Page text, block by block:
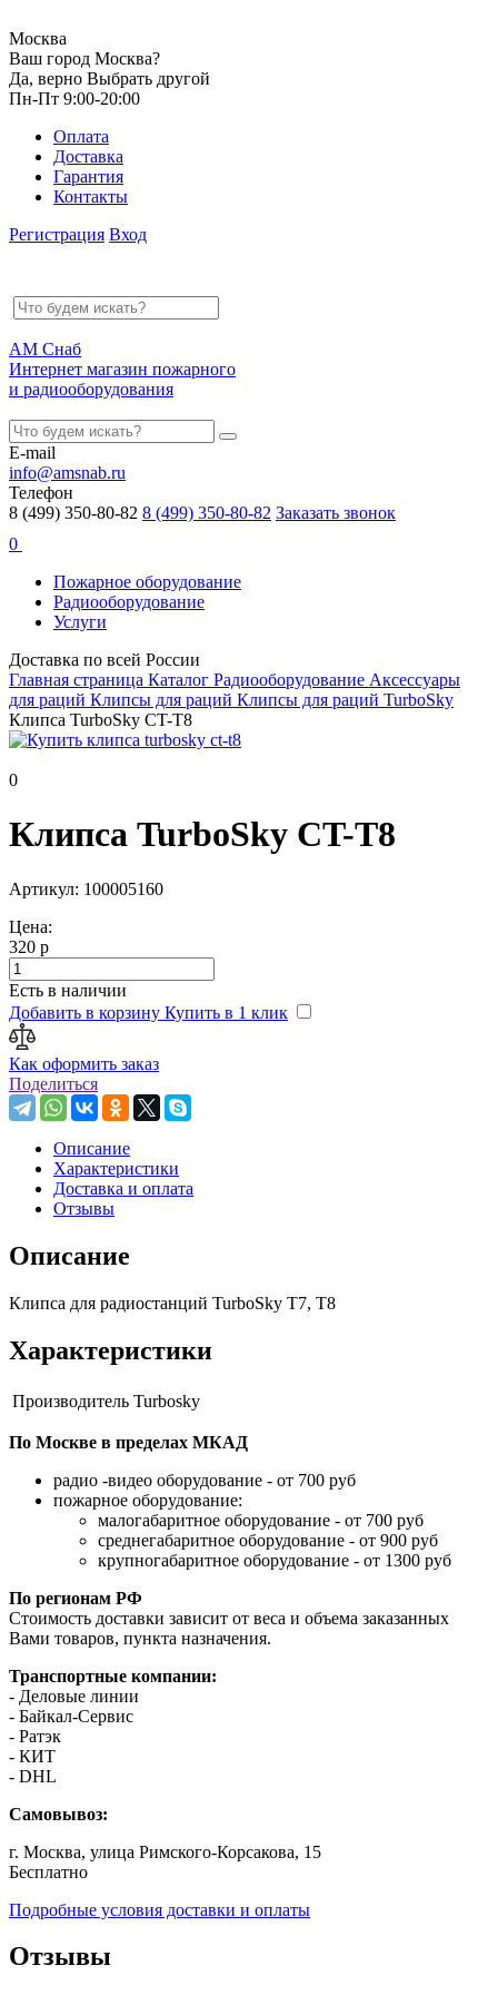
Москва
Ваш город Москва?
Да, верно Выбрать другой
Пн-Пт 9:00-20:00
Оплата
Доставка
Гарантия
Контакты
Регистрация Вход
АМ Снаб
Интернет магазин пожарного
и радиооборудования
E-mail
info@amsnab.ru
Телефон
8 (499) 350-80-82 8 (499) 350-80-82 Заказать звонок
0
Пожарное оборудование
Радиооборудование
Услуги
Доставка по всей России
Главная страница Каталог Радиооборудование Аксессуары
для раций Клипсы для раций Клипсы для раций TurboSky
Клипса TurboSky CT-T8
0
Клипса TurboSky CT-T8
Артикул: 100005160
Цена:
320 р
Есть в наличии
Добавить в корзину Купить в 1 клик
Как оформить заказ
Поделиться
Описание
Характеристики
Доставка и оплата
Отзывы
Описание
Клипса для радиостанций TurboSky T7, T8
Характеристики
Производитель Turbosky
По Москве в пределах МКАД
радио -видео оборудование - от 700 руб
пожарное оборудование:
малогабаритное оборудование - от 700 руб
среднегабаритное оборудование - от 900 руб
крупногабаритное оборудование - от 1300 руб
По регионам РФ
Стоимость доставки зависит от веса и объема заказанных
Вами товаров, пункта назначения.
Транспортные компании:
- Деловые линии
- Байкал-Сервис
- Ратэк
- КИТ
- DHL
Самовывоз:
г. Москва, улица Римского-Корсакова, 15
Бесплатно
Подробные условия доставки и оплаты
Отзывы